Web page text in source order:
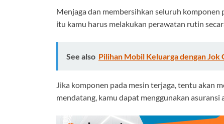
Menjaga dan membersihkan seluruh
itu kamu harus melakukan perawatan rutin
See also Pilihan Mobil Keluarga dengan Jok
Jika komponen pada mesin terjaga, tentu akan
mendatang, kamu dapat menggunakan